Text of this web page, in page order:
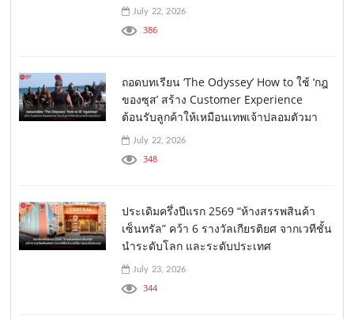
July 22, 2026
386
ถอดบทเรียน ‘The Odyssey’ How to ใช้ ‘กฎ
ของซุส’ สร้าง Customer Experience
ต้อนรับลูกค้าให้เหมือนเทพเจ้าปลอมตัวมา
July 22, 2026
348
ประเดิมครึ่งปีแรก 2569 “ห้างสรรพสินค้า
เซ็นทรัล” คว้า 6 รางวัลเกียรติยศ จากเวทีชั้น
นำระดับโลก และระดับประเทศ
July 23, 2026
344